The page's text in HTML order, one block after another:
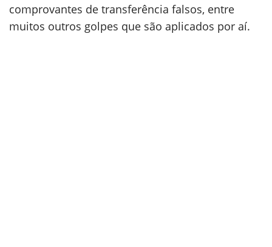
comprovantes de transferência falsos, entre
muitos outros golpes que são aplicados por aí.